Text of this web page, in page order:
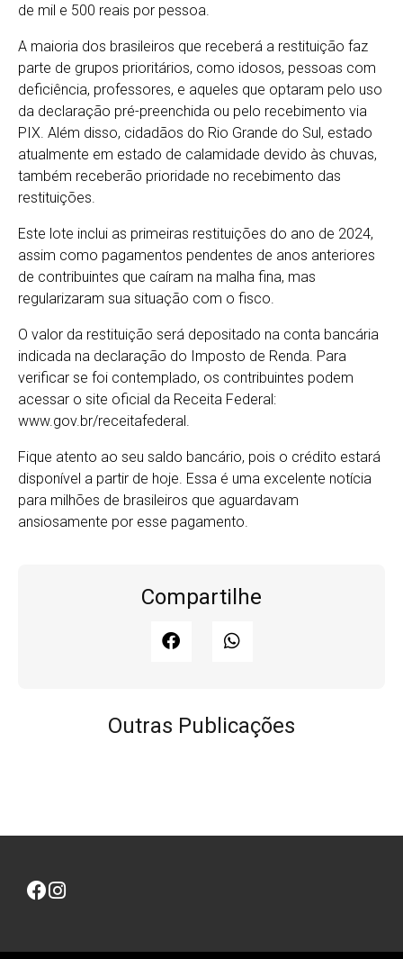
de mil e 500 reais por pessoa.
A maioria dos brasileiros que receberá a restituição faz
parte de grupos prioritários, como idosos, pessoas com
deficiência, professores, e aqueles que optaram pelo uso
da declaração pré-preenchida ou pelo recebimento via
PIX. Além disso, cidadãos do Rio Grande do Sul, estado
atualmente em estado de calamidade devido às chuvas,
também receberão prioridade no recebimento das
restituições.
Este lote inclui as primeiras restituições do ano de 2024,
assim como pagamentos pendentes de anos anteriores
de contribuintes que caíram na malha fina, mas
regularizaram sua situação com o fisco.
O valor da restituição será depositado na conta bancária
indicada na declaração do Imposto de Renda. Para
verificar se foi contemplado, os contribuintes podem
acessar o site oficial da Receita Federal:
www.gov.br/receitafederal.
Fique atento ao seu saldo bancário, pois o crédito estará
disponível a partir de hoje. Essa é uma excelente notícia
para milhões de brasileiros que aguardavam
ansiosamente por esse pagamento.
Compartilhe
Outras Publicações